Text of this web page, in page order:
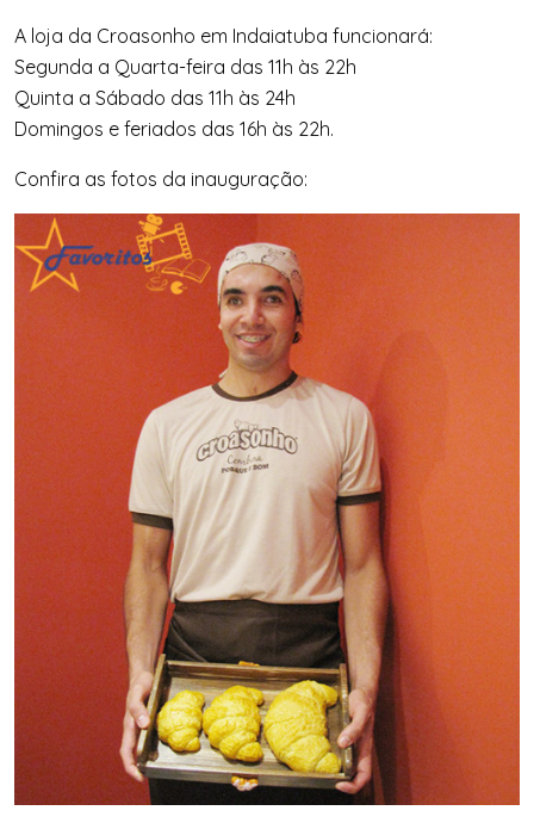
A loja da Croasonho em Indaiatuba funcionará:
Segunda a Quarta-feira das 11h às 22h
Quinta a Sábado das 11h às 24h
Domingos e feriados das 16h às 22h.
Confira as fotos da inauguração: